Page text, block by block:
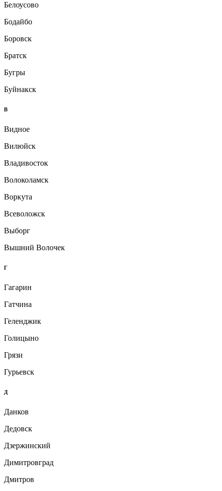
Белоусово
Бодайбо
Боровск
Братск
Бугры
Буйнакск
В
Видное
Вилюйск
Владивосток
Волоколамск
Воркута
Всеволожск
Выборг
Вышний Волочек
Г
Гагарин
Гатчина
Геленджик
Голицыно
Грязи
Гурьевск
Д
Данков
Дедовск
Дзержинский
Димитровград
Дмитров